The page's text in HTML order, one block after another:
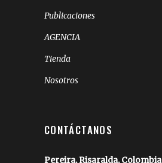
Publicaciones
AGENCIA
Tienda
Nosotros
CONTÁCTANOS
Pereira, Risaralda, Colombia